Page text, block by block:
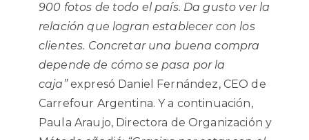
900 fotos de todo el país. Da gusto ver la
relación que logran establecer con los
clientes. Concretar una buena compra
depende de cómo se pasa por la
caja”expresó Daniel Fernández, CEO de
Carrefour Argentina. Y a continuación,
Paula Araujo, Directora de Organización y